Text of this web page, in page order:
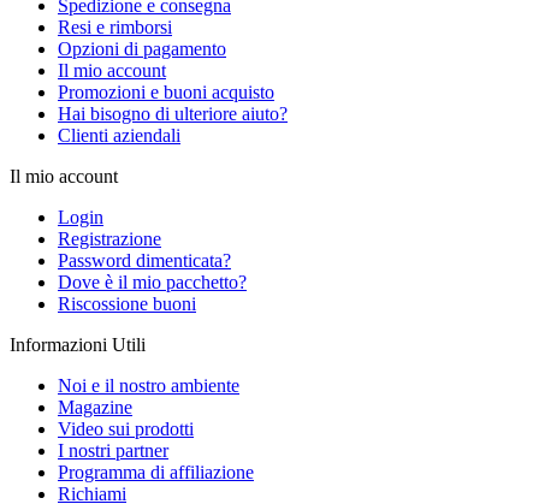
Spedizione e consegna
Resi e rimborsi
Opzioni di pagamento
Il mio account
Promozioni e buoni acquisto
Hai bisogno di ulteriore aiuto?
Clienti aziendali
Il mio account
Login
Registrazione
Password dimenticata?
Dove è il mio pacchetto?
Riscossione buoni
Informazioni Utili
Noi e il nostro ambiente
Magazine
Video sui prodotti
I nostri partner
Programma di affiliazione
Richiami